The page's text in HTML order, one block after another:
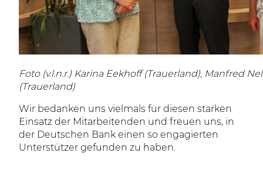
Foto (v.l.n.r.) Karina Eekhoff (Trauerland), Manfred
(Trauerland)
Wir bedanken uns vielmals für diesen starken
Einsatz der Mitarbeitenden und freuen uns, in
der Deutschen Bank einen so engagierten
Unterstützer gefunden zu haben.